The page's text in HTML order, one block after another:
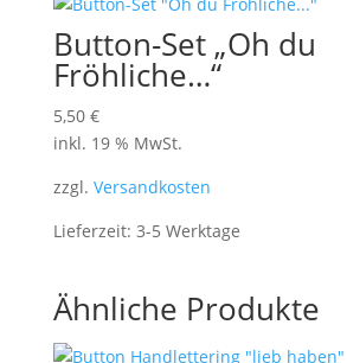
Button-Set „Oh du
Fröhliche…“
5,50 €
inkl. 19 % MwSt.
zzgl. Versandkosten
Lieferzeit: 3-5 Werktage
Ähnliche Produkte